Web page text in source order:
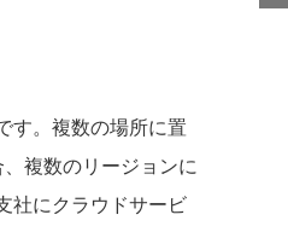
す。複数の場所に置
複数のリージョンに
社にクラウドサービ